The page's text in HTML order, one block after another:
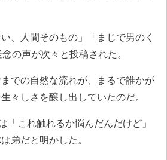
、人間そのもの」「まじで男のく
の声が次々と投稿された。
での自然な流れが、まるで誰かが
々しさを醸し出していたのだ。
「これ触れるか悩んだんだけど」
弟だと明かした。